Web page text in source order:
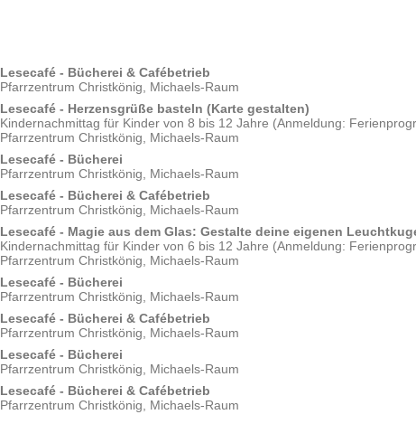
Lesecafé - Bücherei & Cafébetrieb
Pfarrzentrum Christkönig, Michaels-Raum
Lesecafé - Herzensgrüße basteln (Karte gestalten)
Kindernachmittag für Kinder von 8 bis 12 Jahre (Anmeldung:
Pfarrzentrum Christkönig, Michaels-Raum
Lesecafé - Bücherei
Pfarrzentrum Christkönig, Michaels-Raum
Lesecafé - Bücherei & Cafébetrieb
Pfarrzentrum Christkönig, Michaels-Raum
Lesecafé - Magie aus dem Glas: Gestalte deine eigenen
Kindernachmittag für Kinder von 6 bis 12 Jahre (Anmeldung:
Pfarrzentrum Christkönig, Michaels-Raum
Lesecafé - Bücherei
Pfarrzentrum Christkönig, Michaels-Raum
Lesecafé - Bücherei & Cafébetrieb
Pfarrzentrum Christkönig, Michaels-Raum
Lesecafé - Bücherei
Pfarrzentrum Christkönig, Michaels-Raum
Lesecafé - Bücherei & Cafébetrieb
Pfarrzentrum Christkönig, Michaels-Raum